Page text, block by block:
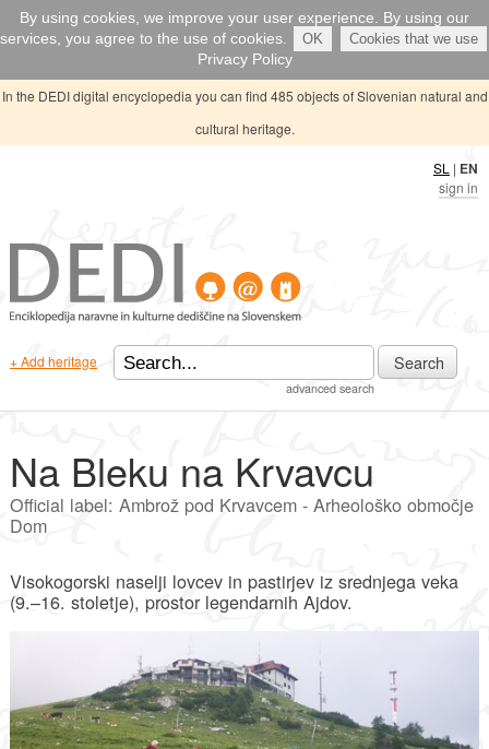
By using cookies, we improve your user experience. By using our
services, you agree to the use of cookies.
OK Cookies that we use
Privacy Policy
In the DEDI digital encyclopedia you can find 485 objects of Slovenian natural and
cultural heritage.
SL | EN
sign in
+ Add heritage
advanced search
Search
Na Bleku na Krvavcu
Official label: Ambrož pod Krvavcem - Arheološko območje
Dom
Visokogorski naselji lovcev in pastirjev iz srednjega veka
(9.–16. stoletje), prostor legendarnih Ajdov.